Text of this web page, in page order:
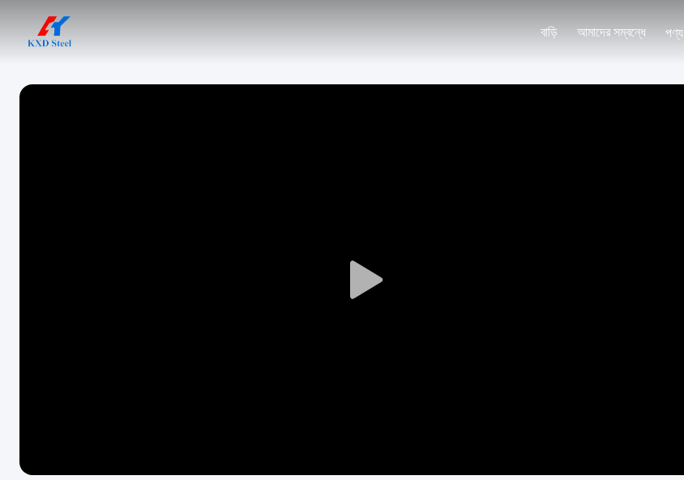
বাড়ি আমাদের সম্বন্ধে পণ্য
Play